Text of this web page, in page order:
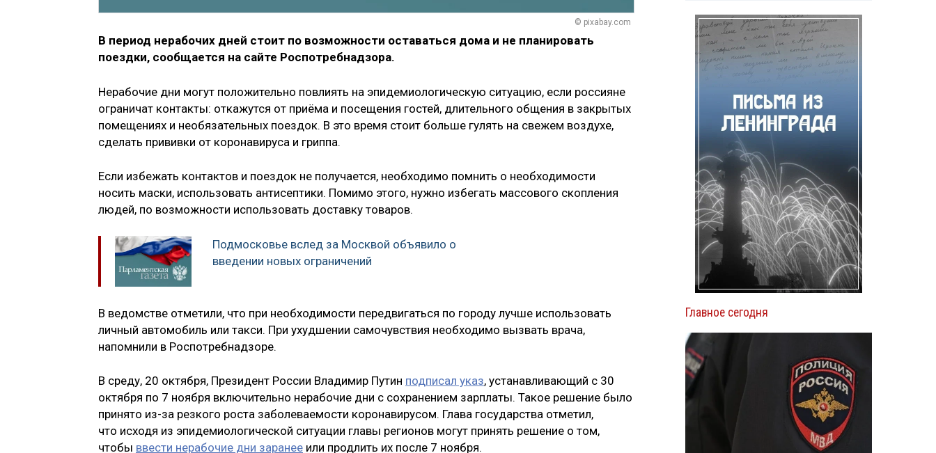
© pixabay.com
В период нерабочих дней стоит по возможности оставаться дома и не планировать
поездки, сообщается на сайте Роспотребнадзора.
Нерабочие дни могут положительно повлиять на эпидемиологическую ситуацию, если россияне
ограничат контакты: откажутся от приёма и посещения гостей, длительного общения в закрытых
помещениях и необязательных поездок. В это время стоит больше гулять на свежем воздухе,
сделать прививки от коронавируса и гриппа.
Если избежать контактов и поездок не получается, необходимо помнить о необходимости
носить маски, использовать антисептики. Помимо этого, нужно избегать массового скопления
людей, по возможности использовать доставку товаров.
Подмосковье вслед за Москвой объявило о
введении новых ограничений
В ведомстве отметили, что при необходимости передвигаться по городу лучше использовать
личный автомобиль или такси. При ухудшении самочувствия необходимо вызвать врача,
напомнили в Роспотребнадзоре.
В среду, 20 октября, Президент России Владимир Путин подписал указ, устанавливающий с 30
октября по 7 ноября включительно нерабочие дни с сохранением зарплаты. Такое решение было
принято из-за резкого роста заболеваемости коронавирусом. Глава государства отметил,
что исходя из эпидемиологической ситуации главы регионов могут принять решение о том,
чтобы ввести нерабочие дни заранее или продлить их после 7 ноября.
Главное сегодня